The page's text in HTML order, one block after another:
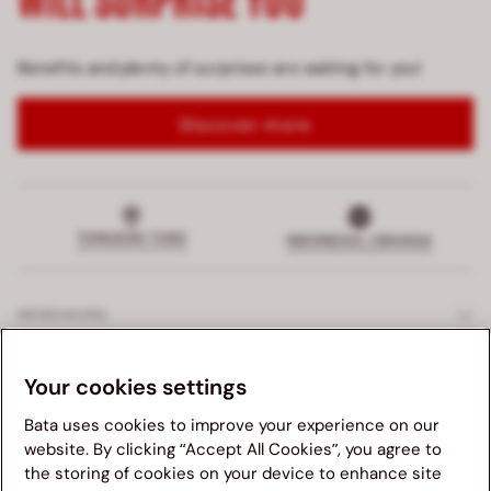
Kami menganjurkan anda untuk mengunjungi website Bata
Benefits and plenty of surprises are waiting for you!
Discover more
INDONESIA | BAHASA
PERUSAHAAN
HUKUM
Your cookies settings
Bata uses cookies to improve your experience on our
website. By clicking “Accept All Cookies”, you agree to
the storing of cookies on your device to enhance site